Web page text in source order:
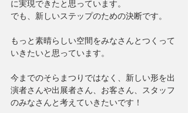
に実現できたと思っています。
でも、新しいステップのための決断です。
もっと素晴らしい空間をみなさんとつくって
いきたいと思っています。
今までのそらまつりではなく、新しい形を出
演者さんや出展者さん、お客さん、スタッフ
のみなさんと考えていきたいです！